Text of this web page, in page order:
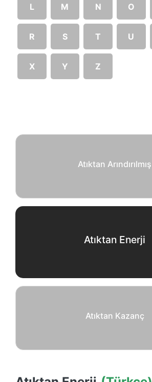
L M N O
R S T U
X Y Z
Atıktan Arındırılmış
Atıktan Enerji
Atıktan Kazanç